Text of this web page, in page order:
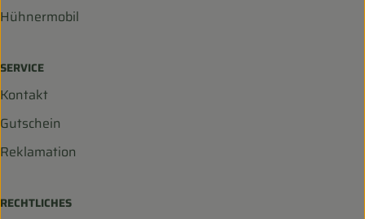
Hühnermobil
SERVICE
Kontakt
Gutschein
Reklamation
RECHTLICHES